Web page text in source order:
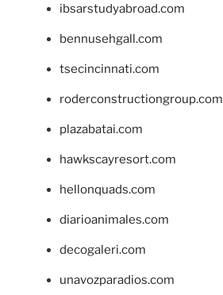
ibsarstudyabroad.com
bennusehgall.com
tsecincinnati.com
roderconstructiongroup.com
plazabatai.com
hawkscayresort.com
hellonquads.com
diarioanimales.com
decogaleri.com
unavozparadios.com